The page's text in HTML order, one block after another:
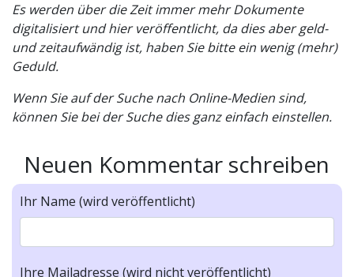
Es werden über die Zeit immer mehr Dokumente
digitalisiert und hier veröffentlicht, da dies aber geld-
und zeitaufwändig ist, haben Sie bitte ein wenig (mehr)
Geduld.
Wenn Sie auf der Suche nach Online-Medien sind,
können Sie bei der Suche dies ganz einfach einstellen.
Neuen Kommentar schreiben
Ihr Name (wird veröffentlicht)
Ihre Mailadresse (wird nicht veröffentlicht)